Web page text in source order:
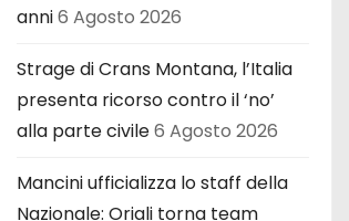
anni6 Agosto 2026
Strage di Crans Montana, l’Italia
presenta ricorso contro il ‘no’
alla parte civile6 Agosto 2026
Mancini ufficializza lo staff della
Nazionale: Oriali torna team